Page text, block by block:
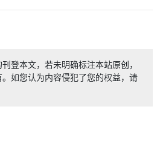
登本文，若未明确标注本站原创，
如您认为内容侵犯了您的权益，请